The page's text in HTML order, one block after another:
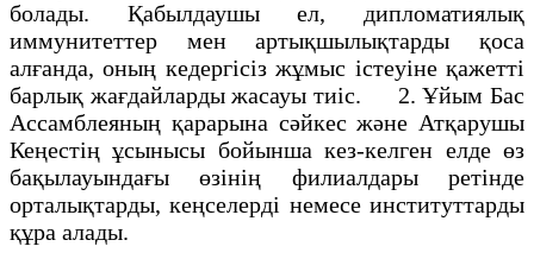
болады. Қабылдаушы ел, дипломатиялық
иммунитеттер мен артықшылықтарды қоса
алғанда, оның кедергісіз жұмыс істеуіне қажетті
барлық жағдайларды жасауы тиіс. 2. Ұйым Бас
Ассамблеяның қарарына сәйкес және Атқарушы
Кеңестің ұсынысы бойынша кез-келген елде өз
бақылауындағы өзінің филиалдары ретінде
орталықтарды, кеңселерді немесе институттарды
құра алады.